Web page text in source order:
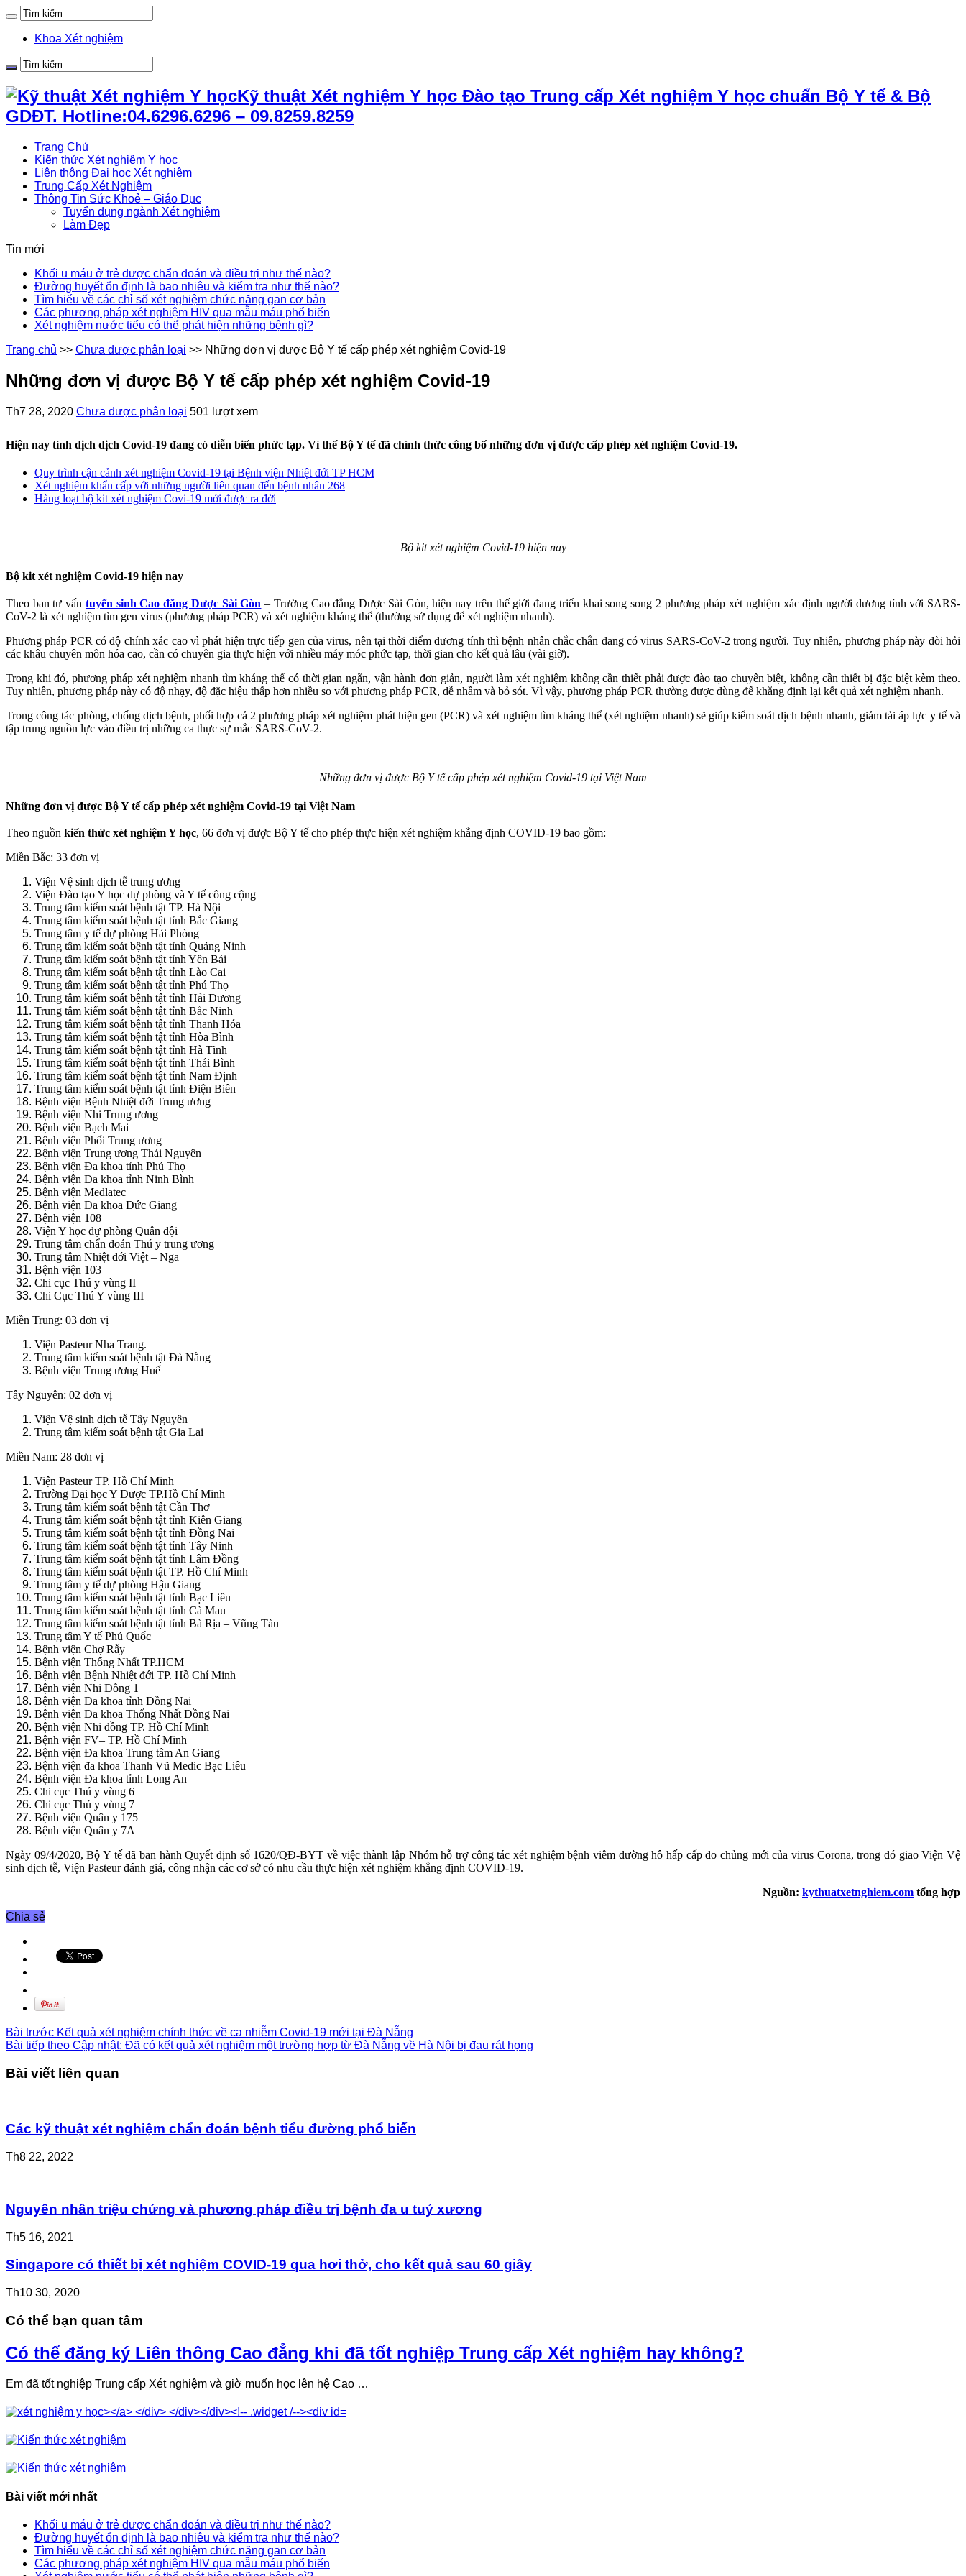
Khoa Xét nghiệm
Kỹ thuật Xét nghiệm Y học Đào tạo Trung cấp Xét nghiệm Y học chuẩn Bộ Y tế & Bộ
GDĐT. Hotline:04.6296.6296 – 09.8259.8259
Trang Chủ
Kiến thức Xét nghiệm Y học
Liên thông Đại học Xét nghiệm
Trung Cấp Xét Nghiệm
Thông Tin Sức Khoẻ – Giáo Dục
Tuyển dụng ngành Xét nghiệm
Làm Đẹp
Tin mới
Khối u máu ở trẻ được chẩn đoán và điều trị như thế nào?
Đường huyết ổn định là bao nhiêu và kiểm tra như thế nào?
Tìm hiểu về các chỉ số xét nghiệm chức năng gan cơ bản
Các phương pháp xét nghiệm HIV qua mẫu máu phổ biến
Xét nghiệm nước tiểu có thể phát hiện những bệnh gì?
Trang chủ >> Chưa được phân loại >> Những đơn vị được Bộ Y tế cấp phép xét nghiệm Covid-19
Những đơn vị được Bộ Y tế cấp phép xét nghiệm Covid-19
Th7 28, 2020 Chưa được phân loại 501 lượt xem
Hiện nay tình dịch dịch Covid-19 đang có diễn biến phức tạp. Vì thế Bộ Y tế đã chính thức công bố những đơn vị được cấp phép xét nghiệm Covid-19.
Quy trình cận cảnh xét nghiệm Covid-19 tại Bệnh viện Nhiệt đới TP HCM
Xét nghiệm khẩn cấp với những người liên quan đến bệnh nhân 268
Hàng loạt bộ kit xét nghiệm Covi-19 mới được ra đời
Bộ kit xét nghiệm Covid-19 hiện nay
Bộ kit xét nghiệm Covid-19 hiện nay
Theo ban tư vấn tuyển sinh Cao đẳng Dược Sài Gòn – Trường Cao đẳng Dược Sài Gòn, hiện nay trên thế giới đang triển khai song song 2 phương pháp xét nghiệm xác định người dương tính với SARS-
CoV-2 là xét nghiệm tìm gen virus (phương pháp PCR) và xét nghiệm kháng thể (thường sử dụng để xét nghiệm nhanh).
Phương pháp PCR có độ chính xác cao vì phát hiện trực tiếp gen của virus, nên tại thời điểm dương tính thì bệnh nhân chắc chắn đang có virus SARS-CoV-2 trong người. Tuy nhiên, phương pháp này đòi hỏi
các khâu chuyên môn hóa cao, cần có chuyên gia thực hiện với nhiều máy móc phức tạp, thời gian cho kết quả lâu (vài giờ).
Trong khi đó, phương pháp xét nghiệm nhanh tìm kháng thể có thời gian ngắn, vận hành đơn giản, người làm xét nghiệm không cần thiết phải được đào tạo chuyên biệt, không cần thiết bị đặc biệt kèm theo.
Tuy nhiên, phương pháp này có độ nhạy, độ đặc hiệu thấp hơn nhiều so với phương pháp PCR, dễ nhầm và bỏ sót. Vì vậy, phương pháp PCR thường được dùng để khẳng định lại kết quả xét nghiệm nhanh.
Trong công tác phòng, chống dịch bệnh, phối hợp cả 2 phương pháp xét nghiệm phát hiện gen (PCR) và xét nghiệm tìm kháng thể (xét nghiệm nhanh) sẽ giúp kiểm soát dịch bệnh nhanh, giảm tải áp lực y tế và
tập trung nguồn lực vào điều trị những ca thực sự mắc SARS-CoV-2.
Những đơn vị được Bộ Y tế cấp phép xét nghiệm Covid-19 tại Việt Nam
Những đơn vị được Bộ Y tế cấp phép xét nghiệm Covid-19 tại Việt Nam
Theo nguồn kiến thức xét nghiệm Y học, 66 đơn vị được Bộ Y tế cho phép thực hiện xét nghiệm khẳng định COVID-19 bao gồm:
Miền Bắc: 33 đơn vị
Viện Vệ sinh dịch tễ trung ương
Viện Đào tạo Y học dự phòng và Y tế công cộng
Trung tâm kiểm soát bệnh tật TP. Hà Nội
Trung tâm kiểm soát bệnh tật tỉnh Bắc Giang
Trung tâm y tế dự phòng Hải Phòng
Trung tâm kiểm soát bệnh tật tỉnh Quảng Ninh
Trung tâm kiểm soát bệnh tật tỉnh Yên Bái
Trung tâm kiểm soát bệnh tật tỉnh Lào Cai
Trung tâm kiểm soát bệnh tật tỉnh Phú Thọ
Trung tâm kiểm soát bệnh tật tỉnh Hải Dương
Trung tâm kiểm soát bệnh tật tỉnh Bắc Ninh
Trung tâm kiểm soát bệnh tật tỉnh Thanh Hóa
Trung tâm kiểm soát bệnh tật tỉnh Hòa Bình
Trung tâm kiểm soát bệnh tật tỉnh Hà Tĩnh
Trung tâm kiểm soát bệnh tật tỉnh Thái Bình
Trung tâm kiểm soát bệnh tật tỉnh Nam Định
Trung tâm kiểm soát bệnh tật tỉnh Điện Biên
Bệnh viện Bệnh Nhiệt đới Trung ương
Bệnh viện Nhi Trung ương
Bệnh viện Bạch Mai
Bệnh viện Phổi Trung ương
Bệnh viện Trung ương Thái Nguyên
Bệnh viện Đa khoa tỉnh Phú Thọ
Bệnh viện Đa khoa tỉnh Ninh Bình
Bệnh viện Medlatec
Bệnh viện Đa khoa Đức Giang
Bệnh viện 108
Viện Y học dự phòng Quân đội
Trung tâm chẩn đoán Thú y trung ương
Trung tâm Nhiệt đới Việt – Nga
Bệnh viện 103
Chi cục Thú y vùng II
Chi Cục Thú Y vùng III
Miền Trung: 03 đơn vị
Viện Pasteur Nha Trang.
Trung tâm kiểm soát bệnh tật Đà Nẵng
Bệnh viện Trung ương Huế
Tây Nguyên: 02 đơn vị
Viện Vệ sinh dịch tễ Tây Nguyên
Trung tâm kiểm soát bệnh tật Gia Lai
Miền Nam: 28 đơn vị
Viện Pasteur TP. Hồ Chí Minh
Trường Đại học Y Dược TP.Hồ Chí Minh
Trung tâm kiểm soát bệnh tật Cần Thơ
Trung tâm kiểm soát bệnh tật tỉnh Kiên Giang
Trung tâm kiểm soát bệnh tật tỉnh Đồng Nai
Trung tâm kiểm soát bệnh tật tỉnh Tây Ninh
Trung tâm kiểm soát bệnh tật tỉnh Lâm Đồng
Trung tâm kiểm soát bệnh tật TP. Hồ Chí Minh
Trung tâm y tế dự phòng Hậu Giang
Trung tâm kiểm soát bệnh tật tỉnh Bạc Liêu
Trung tâm kiểm soát bệnh tật tỉnh Cà Mau
Trung tâm kiểm soát bệnh tật tỉnh Bà Rịa – Vũng Tàu
Trung tâm Y tế Phú Quốc
Bệnh viện Chợ Rẫy
Bệnh viện Thống Nhất TP.HCM
Bệnh viện Bệnh Nhiệt đới TP. Hồ Chí Minh
Bệnh viện Nhi Đồng 1
Bệnh viện Đa khoa tỉnh Đồng Nai
Bệnh viện Đa khoa Thống Nhất Đồng Nai
Bệnh viện Nhi đồng TP. Hồ Chí Minh
Bệnh viện FV– TP. Hồ Chí Minh
Bệnh viện Đa khoa Trung tâm An Giang
Bệnh viện đa khoa Thanh Vũ Medic Bạc Liêu
Bệnh viện Đa khoa tỉnh Long An
Chi cục Thú y vùng 6
Chi cục Thú y vùng 7
Bệnh viện Quân y 175
Bệnh viện Quân y 7A
Ngày 09/4/2020, Bộ Y tế đã ban hành Quyết định số 1620/QĐ-BYT về việc thành lập Nhóm hỗ trợ công tác xét nghiệm bệnh viêm đường hô hấp cấp do chủng mới của virus Corona, trong đó giao Viện Vệ
sinh dịch tễ, Viện Pasteur đánh giá, công nhận các cơ sở có nhu cầu thực hiện xét nghiệm khẳng định COVID-19.
Nguồn: kythuatxetnghiem.com tổng hợp
Chia sẻ
Bài trước Kết quả xét nghiệm chính thức về ca nhiễm Covid-19 mới tại Đà Nẵng
Bài tiếp theo Cập nhật: Đã có kết quả xét nghiệm một trường hợp từ Đà Nẵng về Hà Nội bị đau rát họng
Bài viết liên quan
Các kỹ thuật xét nghiệm chẩn đoán bệnh tiểu đường phổ biến
Th8 22, 2022
Nguyên nhân triệu chứng và phương pháp điều trị bệnh đa u tuỷ xương
Th5 16, 2021
Singapore có thiết bị xét nghiệm COVID-19 qua hơi thở, cho kết quả sau 60 giây
Th10 30, 2020
Có thể bạn quan tâm
Có thể đăng ký Liên thông Cao đẳng khi đã tốt nghiệp Trung cấp Xét nghiệm hay không?
Em đã tốt nghiệp Trung cấp Xét nghiệm và giờ muốn học lên hệ Cao …
Bài viết mới nhất
Khối u máu ở trẻ được chẩn đoán và điều trị như thế nào?
Đường huyết ổn định là bao nhiêu và kiểm tra như thế nào?
Tìm hiểu về các chỉ số xét nghiệm chức năng gan cơ bản
Các phương pháp xét nghiệm HIV qua mẫu máu phổ biến